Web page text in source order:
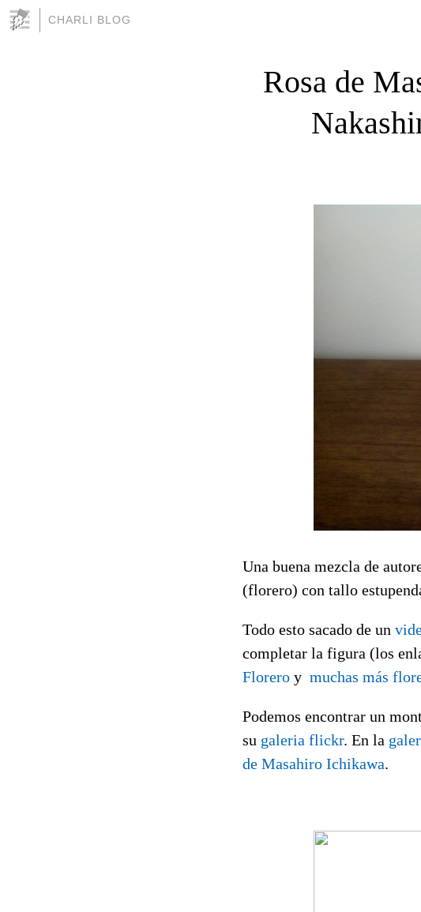
CHARLI BLOG
Rosa de
Una buena mezcla de
(florero) con tallo
Todo esto sacado de un
completar la figura (los
Florero y muchas más
Podemos encontrar un
su galeria flickr. En la
de Masahiro Ichikawa.